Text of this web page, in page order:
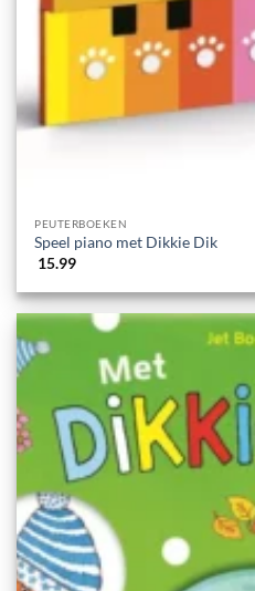
PEUTERBOEKEN
Speel piano met Dikkie Dik
15.99